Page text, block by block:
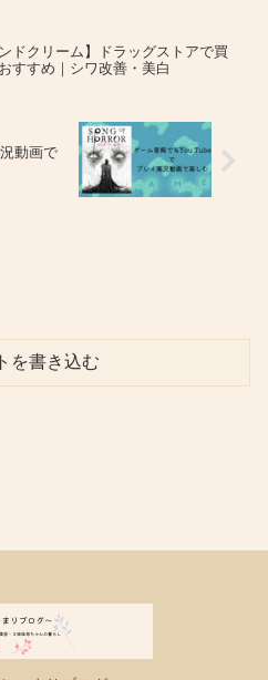
ンドクリーム】ドラッグストアで買
すすめ｜シワ改善・美白
動画で
を書き込む